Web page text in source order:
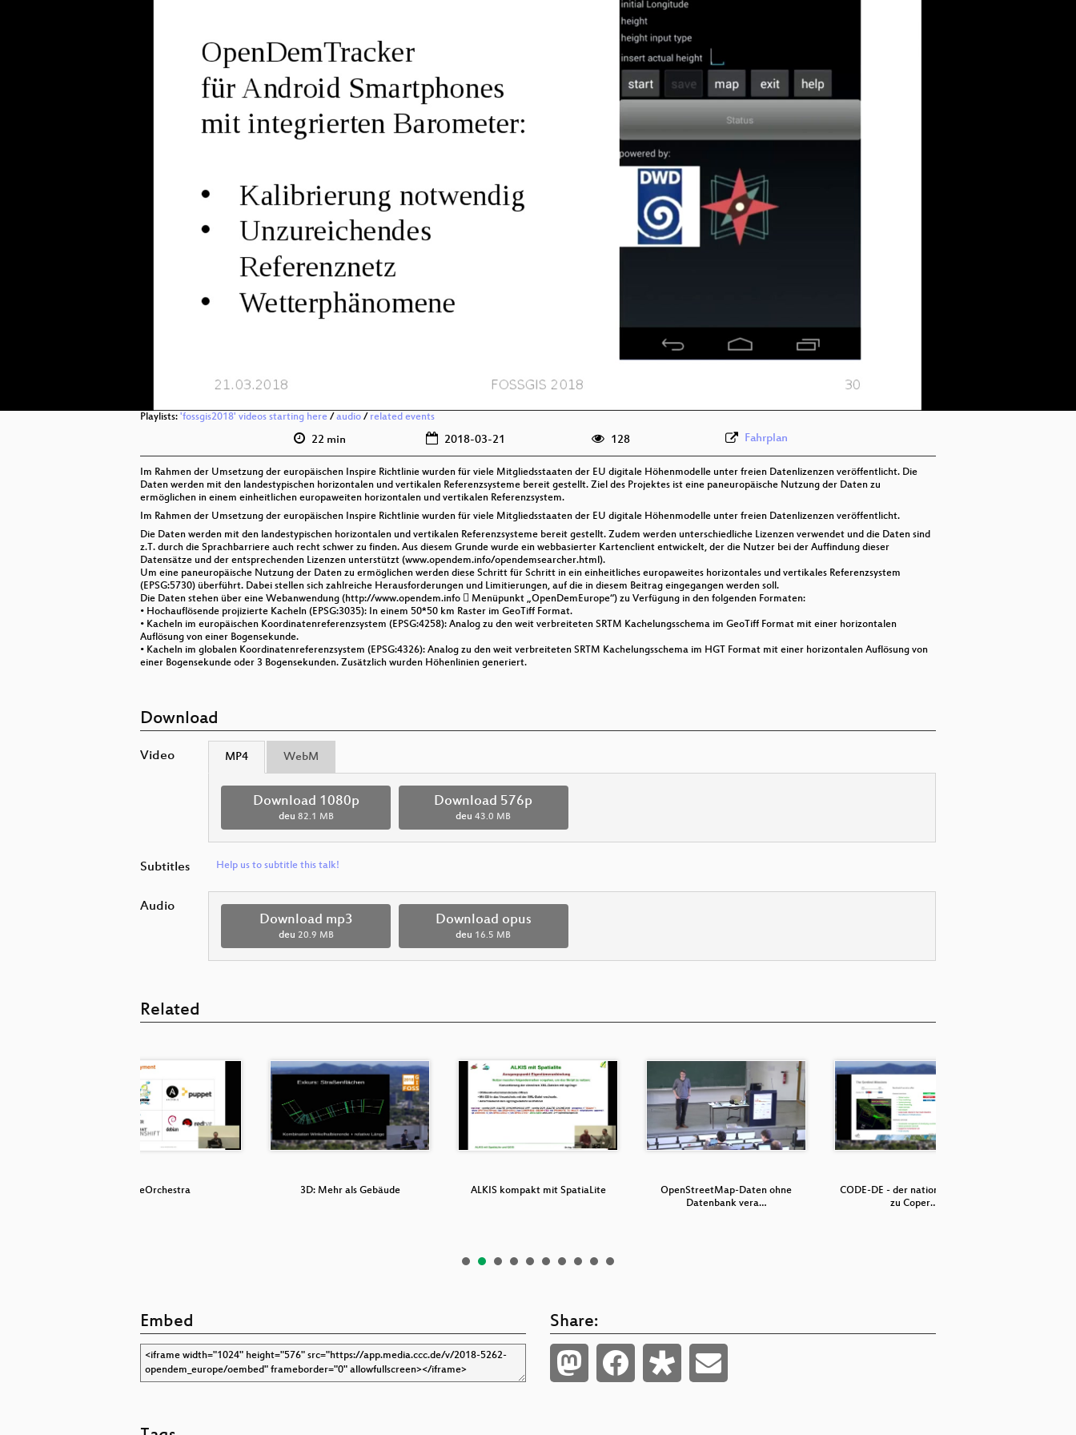
Playlists: 'fossgis2018' videos starting here / audio / related events
22 min 2018-03-21 128 Fahrplan
Im Rahmen der Umsetzung der europäischen Inspire Richtlinie wurden für viele Mitgliedsstaaten der EU digitale Höhenmodelle unter freien Datenlizenzen veröffentlicht. Die
Daten werden mit den landestypischen horizontalen und vertikalen Referenzsysteme bereit gestellt. Ziel des Projektes ist eine paneuropäische Nutzung der Daten zu
ermöglichen in einem einheitlichen europaweiten horizontalen und vertikalen Referenzsystem.
Im Rahmen der Umsetzung der europäischen Inspire Richtlinie wurden für viele Mitgliedsstaaten der EU digitale Höhenmodelle unter freien Datenlizenzen veröffentlicht.
Die Daten werden mit den landestypischen horizontalen und vertikalen Referenzsysteme bereit gestellt. Zudem werden unterschiedliche Lizenzen verwendet und die Daten sind
z.T. durch die Sprachbarriere auch recht schwer zu finden. Aus diesem Grunde wurde ein webbasierter Kartenclient entwickelt, der die Nutzer bei der Auffindung dieser
Datensätze und der entsprechenden Lizenzen unterstützt (www.opendem.info/opendemsearcher.html).
Um eine paneuropäische Nutzung der Daten zu ermöglichen werden diese Schritt für Schritt in ein einheitliches europaweites horizontales und vertikales Referenzsystem
(EPSG:5730) überführt. Dabei stellen sich zahlreiche Herausforderungen und Limitierungen, auf die in diesem Beitrag eingegangen werden soll.
Die Daten stehen über eine Webanwendung (http://www.opendem.info  Menüpunkt „OpenDemEurope“) zu Verfügung in den folgenden Formaten:
• Hochauflösende projizierte Kacheln (EPSG:3035): In einem 50*50 km Raster im GeoTiff Format.
• Kacheln im europäischen Koordinatenreferenzsystem (EPSG:4258): Analog zu den weit verbreiteten SRTM Kachelungsschema im GeoTiff Format mit einer horizontalen
Auflösung von einer Bogensekunde.
• Kacheln im globalen Koordinatenreferenzsystem (EPSG:4326): Analog zu den weit verbreiteten SRTM Kachelungsschema im HGT Format mit einer horizontalen Auflösung von
einer Bogensekunde oder 3 Bogensekunden. Zusätzlich wurden Höhenlinien generiert.
Download
Video MP4 WebM
Download 1080p
deu 82.1 MB
Download 576p
deu 43.0 MB
Subtitles Help us to subtitle this talk!
Audio
Download mp3
deu 20.9 MB
Download opus
deu 16.5 MB
Related
geOrchestra 3D: Mehr als Gebäude ALKIS kompakt mit SpatiaLite
OpenStreetMap-Daten ohne
Datenbank vera…
CODE-DE - der nationale Zugang
zu Coper…
Embed Share: